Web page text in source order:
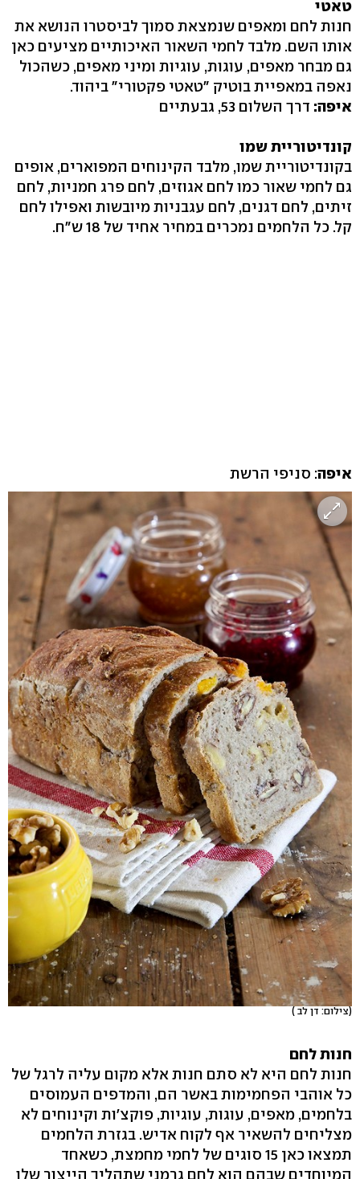
טאטי
חנות לחם ומאפים שנמצאת סמוך לביסטרו הנושא את
אותו השם. מלבד לחמי השאור האיכותיים מציעים כאן
גם מבחר מאפים, עוגות, עוגיות ומיני מאפים, כשהכול
נאפה במאפיית בוטיק "טאטי פקטורי" ביהוד.
איפה: דרך השלום 53, גבעתיים
קונדיטוריית שמו
בקונדיטוריית שמו, מלבד הקינוחים המפוארים, אופים
גם לחמי שאור כמו לחם אגוזים, לחם פרג חמניות, לחם
זיתים, לחם דגנים, לחם עגבניות מיובשות ואפילו לחם
קל. כל הלחמים נמכרים במחיר אחיד של 18 ש"ח.
איפה: סניפי הרשת
(צילום: דן לב )
חנות לחם
חנות לחם היא לא סתם חנות אלא מקום עליה לרגל של
כל אוהבי הפחמימות באשר הם, והמדפים העמוסים
בלחמים, מאפים, עוגות, עוגיות, פוקצ'ות וקינוחים לא
מצליחים להשאיר אף לקוח אדיש. בגזרת הלחמים
תמצאו כאן 15 סוגים של לחמי מחמצת, כשאחד
המיוחדים שבהם הוא לחם גרמני שתהליך הייצור שלו